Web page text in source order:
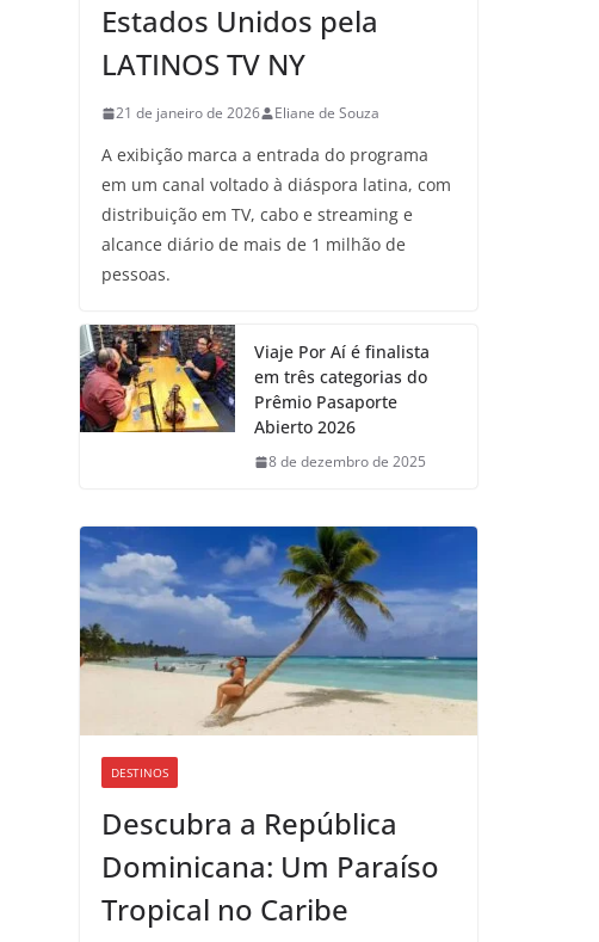
Estados Unidos pela
LATINOS TV NY
21 de janeiro de 2026 Eliane de Souza
A exibição marca a entrada do programa
em um canal voltado à diáspora latina, com
distribuição em TV, cabo e streaming e
alcance diário de mais de 1 milhão de
pessoas.
Viaje Por Aí é finalista
em três categorias do
Prêmio Pasaporte
Abierto 2026
8 de dezembro de 2025
DESTINOS
Descubra a República
Dominicana: Um Paraíso
Tropical no Caribe